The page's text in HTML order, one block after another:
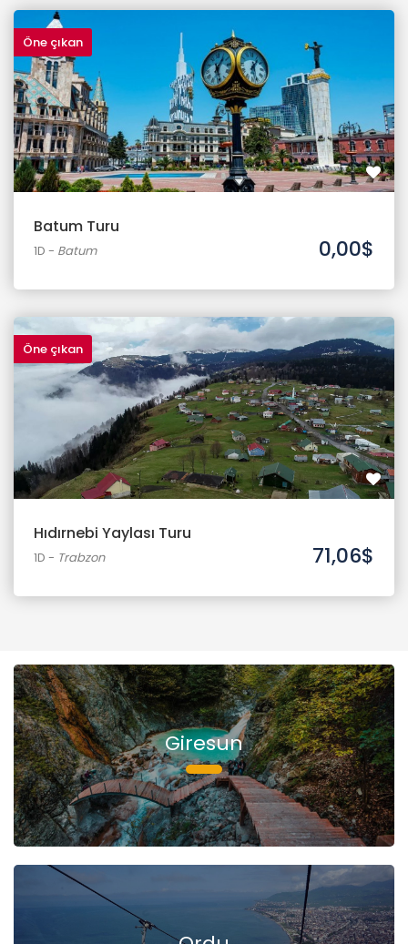
Öne çıkan
Batum Turu
1D - Batum 0,00$
Öne çıkan
Hıdırnebi Yaylası Turu
1D - Trabzon 71,06$
Giresun